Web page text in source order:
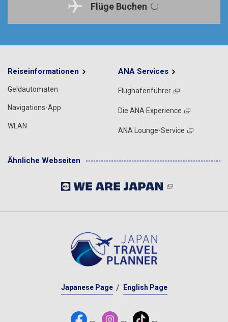
Flüge Buchen
Reiseinformationen
Geldautomaten
Navigations-App
WLAN
ANA Services
Flughafenführer
Die ANA Experience
ANA Lounge-Service
Ähnliche Webseiten
Japanese Page English Page